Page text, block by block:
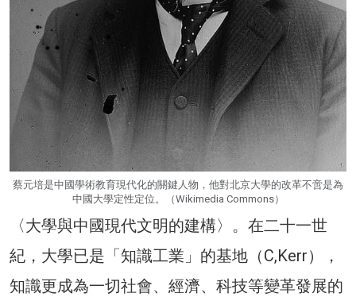
蔡元培是中國學術教育現代化的關鍵人物，他對北京大學的改革不啻是為
中國大學定性定位。（Wikimedia Commons）
〈大學與中國現代文明的建構〉。在二十一世
紀，大學已是「知識工業」的基地（C,Kerr），
知識更成為一切社會、經濟、科技等變革發展的